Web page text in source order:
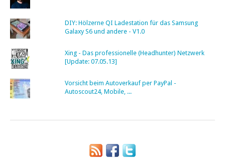
DIY: Hölzerne QI Ladestation für das Samsung
Galaxy S6 und andere - V1.0
Xing - Das professionelle (Headhunter) Netzwerk
[Update: 07.05.13]
Vorsicht beim Autoverkauf per PayPal -
Autoscout24, Mobile, ...